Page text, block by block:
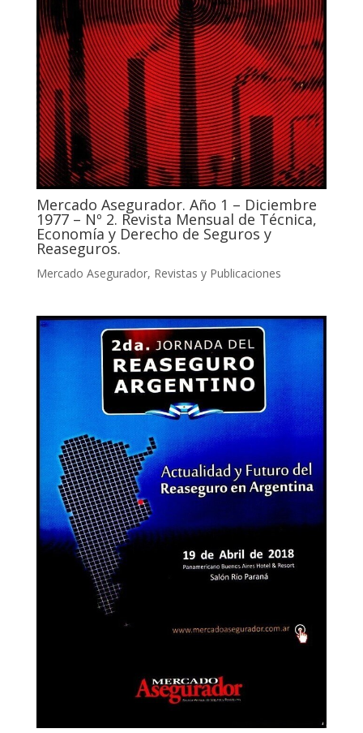
Mercado Asegurador. Año 1 – Diciembre
1977 – Nº 2. Revista Mensual de Técnica,
Economía y Derecho de Seguros y
Reaseguros.
Mercado Asegurador, Revistas y Publicaciones